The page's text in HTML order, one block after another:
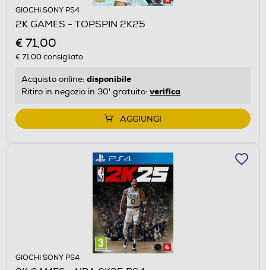
GIOCHI SONY PS4
2K GAMES - TOPSPIN 2K25
€ 71,00
€ 71,00consigliato
Acquisto online: disponibile
Ritiro in negozio in 30' gratuito: verifica
AGGIUNGI
GIOCHI SONY PS4